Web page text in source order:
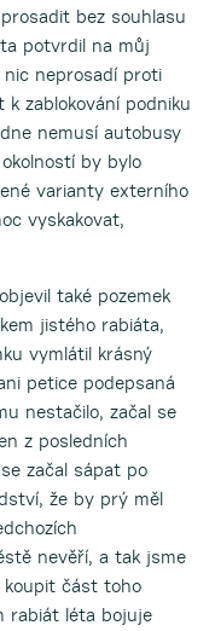
bez souhlasu
potvrdil na můj
neprosadí proti
zablokování podniku
nemusí autobusy
by bylo
varianty externího
vyskakovat,
také pozemek
jistého rabiáta,
vymlátil krásný
petice podepsaná
nestačilo, začal se
z posledních
začal sápat po
že by prý měl
nevěří, a tak jsme
koupit část toho
rabiát léta bojuje